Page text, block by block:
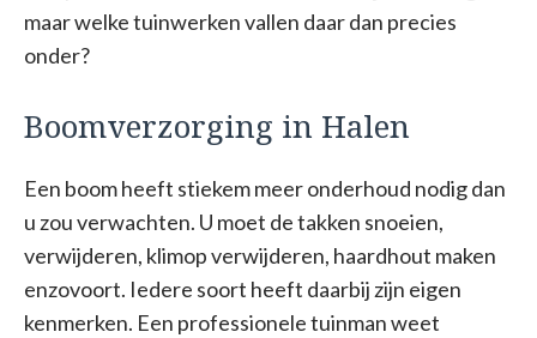
maar welke tuinwerken vallen daar dan precies
onder?
Boomverzorging in Halen
Een boom heeft stiekem meer onderhoud nodig dan
u zou verwachten. U moet de takken snoeien,
verwijderen, klimop verwijderen, haardhout maken
enzovoort. Iedere soort heeft daarbij zijn eigen
kenmerken. Een professionele tuinman weet